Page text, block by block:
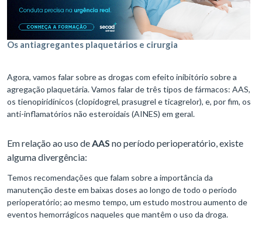
Os antiagregantes plaquetários e cirurgia
Agora, vamos falar sobre as drogas com efeito inibitório sobre a
agregação plaquetária. Vamos falar de três tipos de fármacos: AAS,
os tienopiridínicos (clopidogrel, prasugrel e ticagrelor), e, por fim, os
anti-inflamatórios não esteroidais (AINES) em geral.
Em relação ao uso deAAS no período perioperatório, existe
alguma divergência:
Temos recomendações que falam sobre a importância da
manutenção deste em baixas doses ao longo de todo o período
perioperatório; ao mesmo tempo, um estudo mostrou aumento de
eventos hemorrágicos naqueles que mantêm o uso da droga.